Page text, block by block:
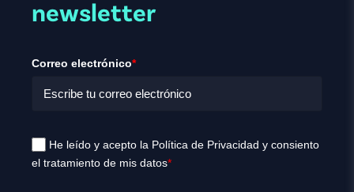
newsletter
Correo electrónico*
He leído y acepto la Política de Privacidad y consiento
el tratamiento de mis datos*